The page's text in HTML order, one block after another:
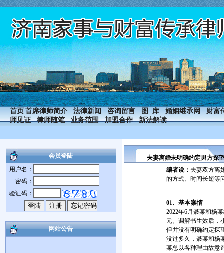
首页 首席律师简介 法律新闻 咨询留言 图 库 婚姻继承网
财富
师见证
律师随笔 业务范围 加盟合作 新法解读
会员登陆
用户名：
密码：
验证码：
网站公告
夫妻离婚未明确约定男方探
编者说： 夫妻双方离
的方式、时间长短等
01、 基本案情
2022年6月聂某和杨
元。调解书生效后，
但并没有明确约定探
没过多久，聂某和杨
某总以各种理由故意